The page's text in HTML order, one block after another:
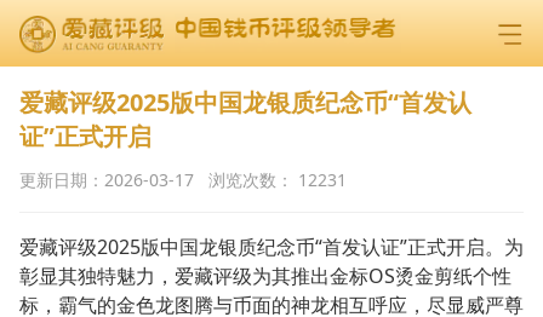
爱藏评级2025版中国龙银质纪念币“首发认
证”正式开启
更新日期： 2026-03-17 浏览次数： 12231
爱藏评级2025版中国龙银质纪念币“首发认证”正式开启。为
彰显其独特魅力，爱藏评级为其推出金标OS烫金剪纸个性
标，霸气的金色龙图腾与币面的神龙相互呼应，尽显威严尊